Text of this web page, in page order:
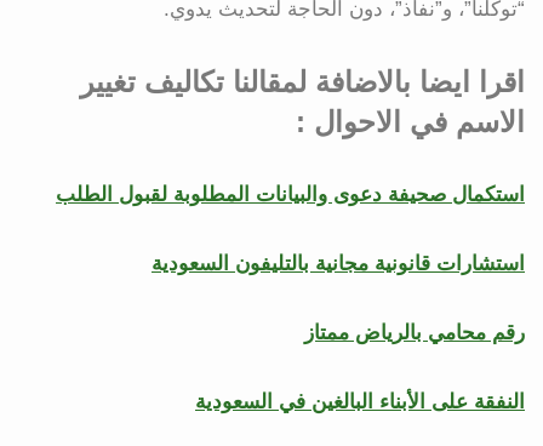
“توكلنا”، و”نفاذ”، دون الحاجة لتحديث يدوي.
اقرا ايضا بالاضافة لمقالنا تكاليف تغيير
الاسم في الاحوال :
استكمال صحيفة دعوى والبيانات المطلوبة لقبول الطلب
استشارات قانونية مجانية بالتليفون السعودية
رقم محامي بالرياض ممتاز
النفقة على الأبناء البالغين في السعودية